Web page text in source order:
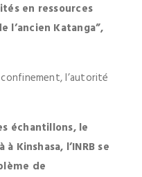
en ressources
l’ancien Katanga”,
l’autorité
échantillons, le
Kinshasa, l’INRB se
de